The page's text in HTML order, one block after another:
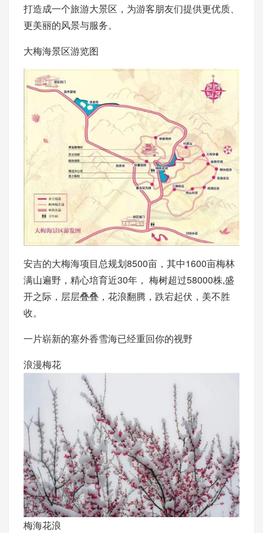
打造成一个旅游大景区，为游客朋友们提供更优质、
更美丽的风景与服务。
大梅海景区游览图
安吉的大梅海项目总规划8500亩，其中1600亩梅林
满山遍野，精心培育近30年， 梅树超过58000株,盛
开之际，层层叠叠，花浪翻腾，跌宕起伏，美不胜
收。
一片崭新的塞外香雪海已经重回你的视野
浪漫梅花
梅海花浪